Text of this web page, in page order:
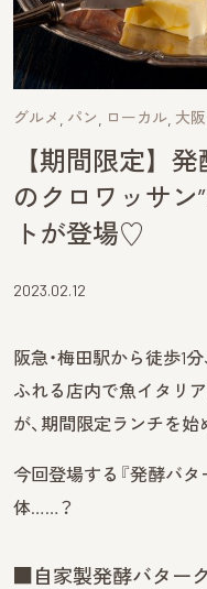
グルメ パン ローカル 大阪
【期間限定】
のクロワッサン
トが登場♡
2023.02.12
阪急・梅田駅から徒歩1
ふれる店内で魚イタリ
が、期間限定ランチを始
今回登場する『発酵バ
体……？
■自家製発酵バター